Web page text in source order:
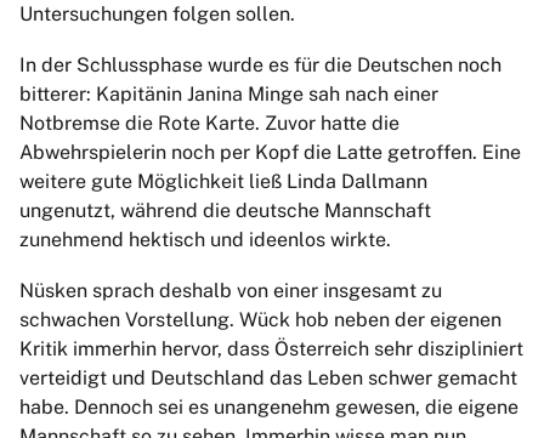
Untersuchungen folgen sollen.
In der Schlussphase wurde es für die Deutschen noch
bitterer: Kapitänin Janina Minge sah nach einer
Notbremse die Rote Karte. Zuvor hatte die
Abwehrspielerin noch per Kopf die Latte getroffen. Eine
weitere gute Möglichkeit ließ Linda Dallmann
ungenutzt, während die deutsche Mannschaft
zunehmend hektisch und ideenlos wirkte.
Nüsken sprach deshalb von einer insgesamt zu
schwachen Vorstellung. Wück hob neben der eigenen
Kritik immerhin hervor, dass Österreich sehr diszipliniert
verteidigt und Deutschland das Leben schwer gemacht
habe. Dennoch sei es unangenehm gewesen, die eigene